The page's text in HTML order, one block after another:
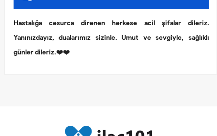
Hastalığa cesurca direnen herkese acil şifalar dileriz.
Yanınızdayız, dualarımız sizinle. Umut ve sevgiyle, sağlıklı
günler dileriz.❤️❤️